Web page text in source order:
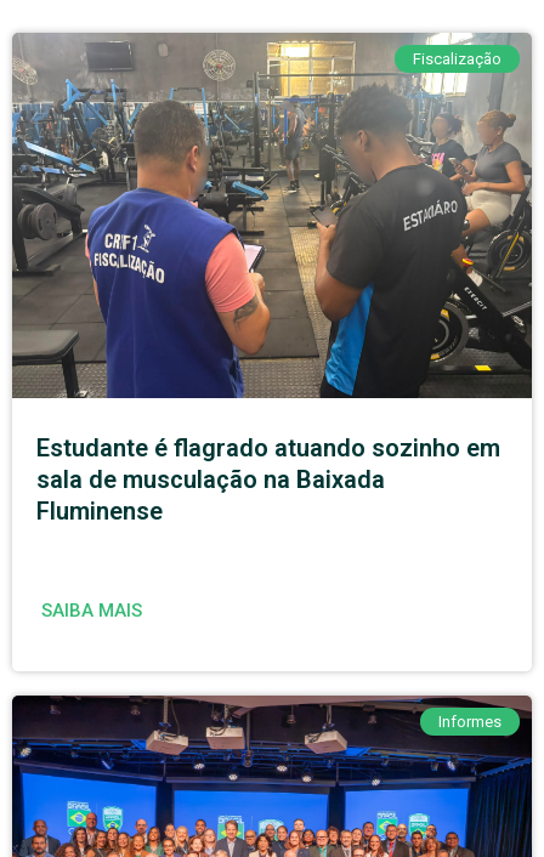
Fiscalização
Estudante é flagrado atuando sozinho em
sala de musculação na Baixada
Fluminense
SAIBA MAIS
Informes